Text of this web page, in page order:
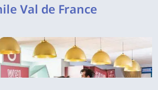
Val de France